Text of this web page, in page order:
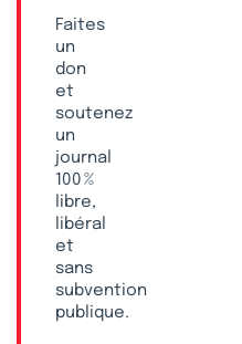
Faites
un
don
et
soutenez
un
journal
100 %
libre,
libéral
et
sans
subvention
publique.